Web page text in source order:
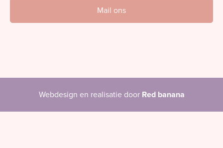
Mail ons
Webdesign en realisatie door Red banana